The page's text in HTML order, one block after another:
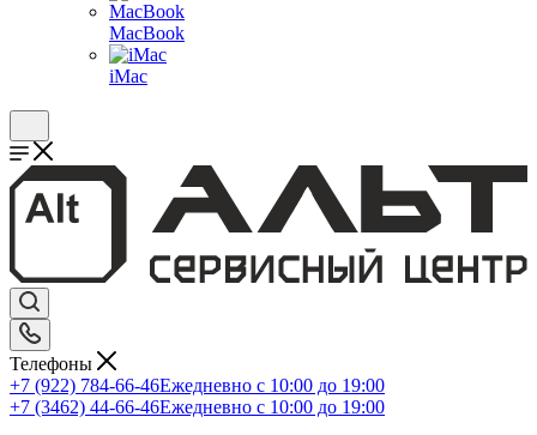
MacBook
iMac
Телефоны
+7 (922) 784-66-46Ежедневно с 10:00 до 19:00
+7 (3462) 44-66-46Ежедневно с 10:00 до 19:00